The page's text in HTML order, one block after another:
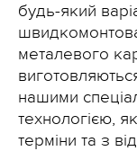
будь-який
металевого
нашими
технологією,
терміни та з